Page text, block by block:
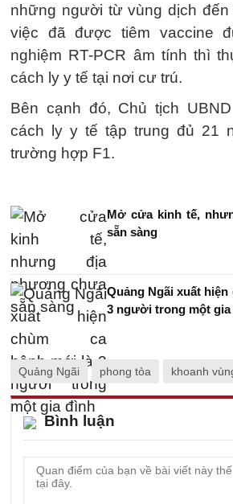
những người từ vùng dịch đến
việc đã được tiêm vaccine
nghiệm RT-PCR âm tính thì
cách ly y tế tại nơi cư trú.
Bên cạnh đó, Chủ tịch
cách ly y tế tập trung đủ 21
trường hợp F1.
Mở cửa kinh tế,
sẵn sàng
Quảng Ngãi xuất
3 người trong một gia
Quảng Ngãi phong tỏa khoanh
Bình luận